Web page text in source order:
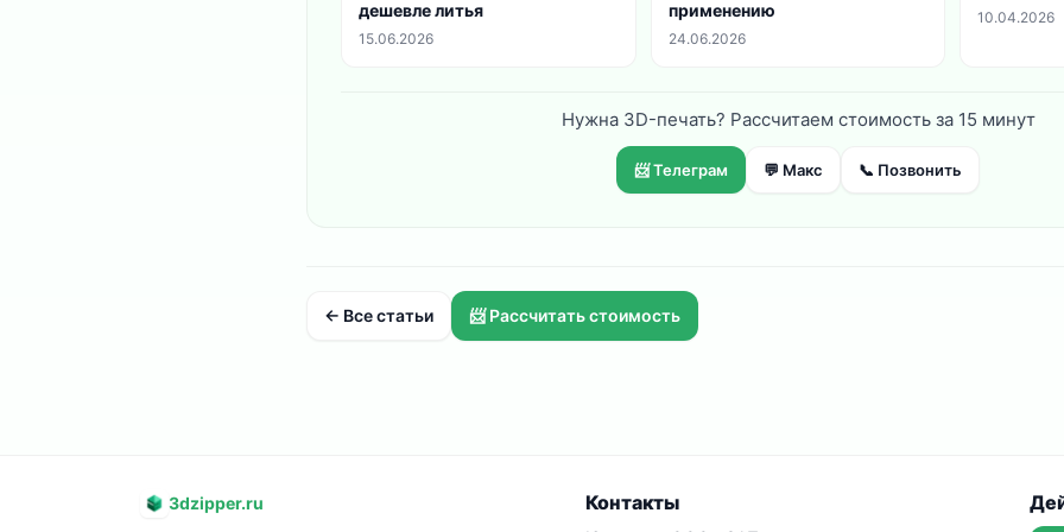
дешевле литья
15.06.2026
применению
24.06.2026
10.04.2026
Нужна 3D-печать? Рассчитаем стоимость за 15 минут
📨 Телеграм 💬 Макс 📞 Позвонить
← Все статьи 📨 Рассчитать стоимость
3dzipper.ru
Контакты